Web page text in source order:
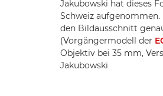
Jakubowski hat dieses
Schweiz
den Bildausschnitt
(Vorgängermodell der
Objektiv bei 35 mm,
Jakubowski